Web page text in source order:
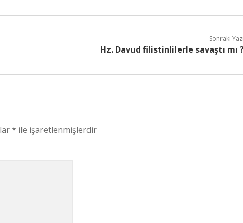
Sonraki
Hz. Davud filistinlilerle savaştı mı
* ile işaretlenmişlerdir